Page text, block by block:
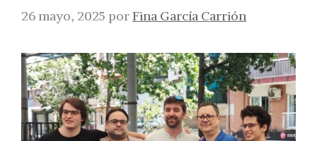
26 mayo, 2025 porFina García Carrión